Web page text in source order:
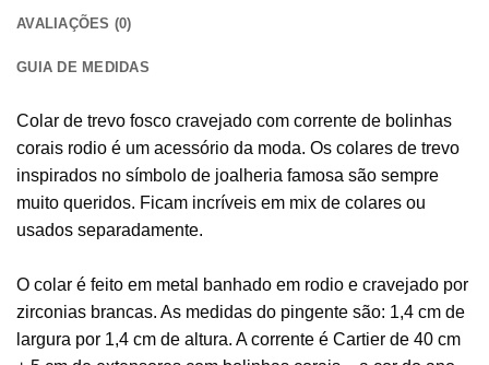
AVALIAÇÕES (0)
GUIA DE MEDIDAS
Colar de trevo fosco cravejado com corrente de bolinhas
corais rodio é um acessório da moda. Os colares de trevo
inspirados no símbolo de joalheria famosa são sempre
muito queridos. Ficam incríveis em mix de colares ou
usados separadamente.
O colar é feito em metal banhado em rodio e cravejado por
zirconias brancas. As medidas do pingente são: 1,4 cm de
largura por 1,4 cm de altura. A corrente é Cartier de 40 cm